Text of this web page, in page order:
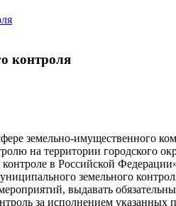
контроля
земельно-имущественного
на территории городского
в Российской
земельного
выдавать
за исполнением